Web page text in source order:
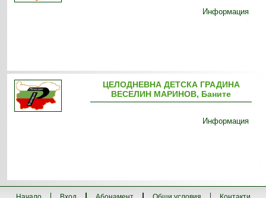
Информация
ЦЕЛОДНЕВНА ДЕТСКА ГРАДИНА
ВЕСЕЛИН МАРИНОВ, Баните
Информация